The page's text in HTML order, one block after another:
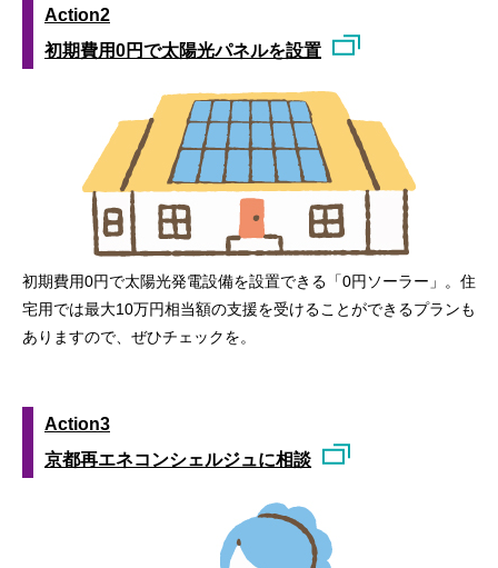
Action2
初期費用0円で太陽光パネルを設置
初期費用0円で太陽光発電設備を設置できる「0円ソーラー」。住
宅用では最大10万円相当額の支援を受けることができるプランも
ありますので、ぜひチェックを。
Action3
京都再エネコンシェルジュに相談